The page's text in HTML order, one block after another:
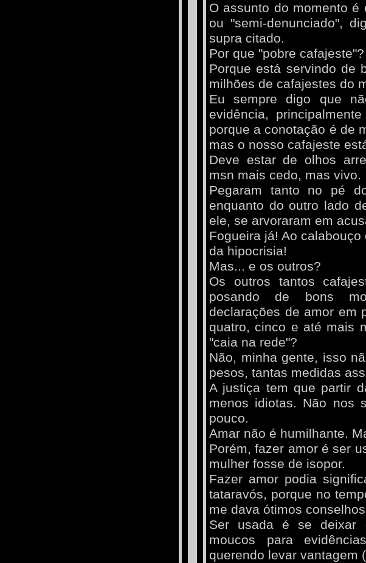
O assunto do momento é
ou "semi-denunciado",
supra citado.
Por que "pobre
Porque está servindo de
milhões de cafajestes do
Eu sempre digo que
evidência,
porque a conotação é de
mas o nosso cafajeste
Deve estar de olhos
msn mais cedo, mas vivo.
Pegaram tanto no pé
enquanto do outro lado
ele, se arvoraram em
Fogueira já! Ao
da hipocrisia!
Mas... e os outros?
Os outros tantos
posando de bons
declarações de amor em
quatro, cinco e até mais
"caia na rede"?
Não, minha gente, isso
pesos, tantas medidas
A justiça tem que partir
menos idiotas. Não nos
pouco.
Amar não é humilhante.
Porém, fazer amor é ser
mulher fosse de isopor.
Fazer amor podia
tataravós, porque no
me dava ótimos
Ser usada é se deixar
moucos para
querendo levar vantagem